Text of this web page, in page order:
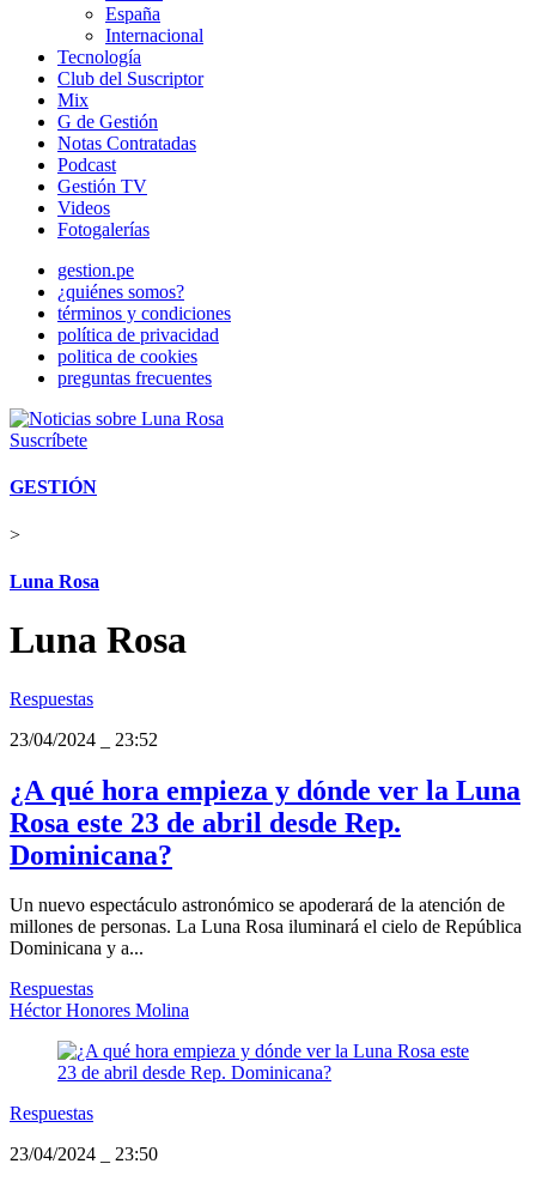
España
Internacional
Tecnología
Club del Suscriptor
Mix
G de Gestión
Notas Contratadas
Podcast
Gestión TV
Videos
Fotogalerías
gestion.pe
¿quiénes somos?
términos y condiciones
política de privacidad
politica de cookies
preguntas frecuentes
Suscríbete
GESTIÓN
>
Luna Rosa
Luna Rosa
Respuestas
23/04/2024
23:52
¿A qué hora empieza y dónde ver la Luna
Rosa este 23 de abril desde Rep.
Dominicana?
Un nuevo espectáculo astronómico se apoderará de la atención de
millones de personas. La Luna Rosa iluminará el cielo de República
Dominicana y a...
Respuestas
Héctor Honores Molina
Respuestas
23/04/2024
23:50